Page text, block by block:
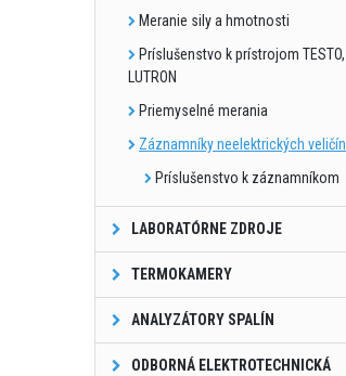
Meranie sily a hmotnosti
Príslušenstvo k prístrojom TESTO,
LUTRON
Priemyselné merania
Záznamníky neelektrických veličín
Príslušenstvo k záznamníkom
LABORATÓRNE ZDROJE
TERMOKAMERY
ANALYZÁTORY SPALÍN
ODBORNÁ ELEKTROTECHNICKÁ